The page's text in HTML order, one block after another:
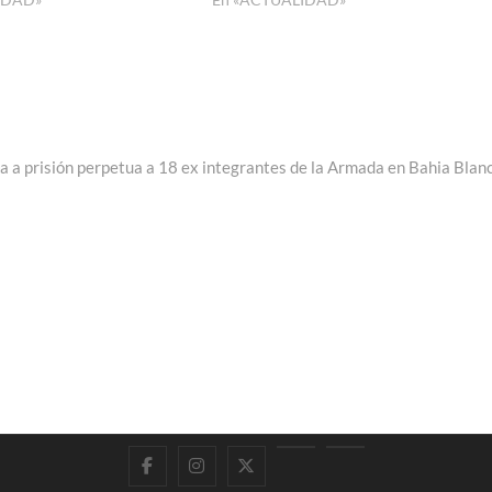
a prisión perpetua a 18 ex integrantes de la Armada en Bahia
FacebookInstagram